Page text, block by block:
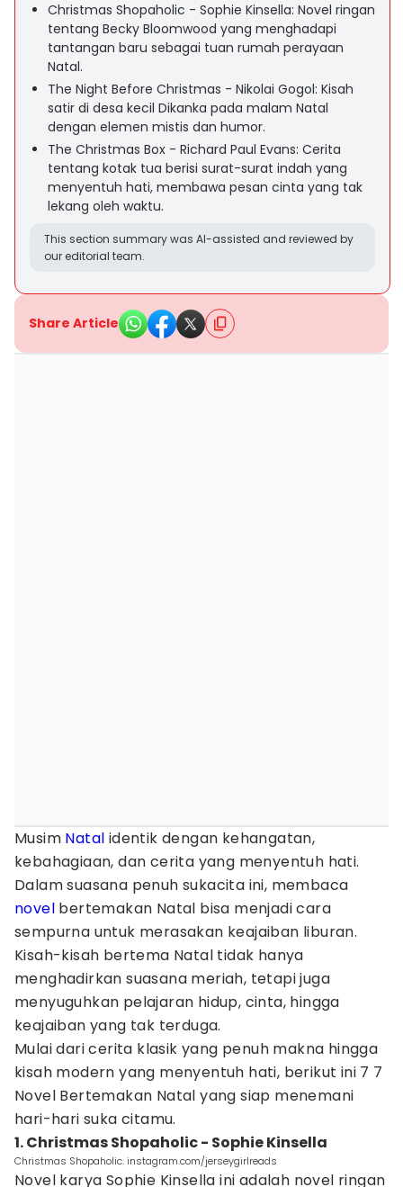
Christmas Shopaholic - Sophie Kinsella: Novel ringan
tentang Becky Bloomwood yang menghadapi
tantangan baru sebagai tuan rumah perayaan
Natal.
The Night Before Christmas - Nikolai Gogol: Kisah
satir di desa kecil Dikanka pada malam Natal
dengan elemen mistis dan humor.
The Christmas Box - Richard Paul Evans: Cerita
tentang kotak tua berisi surat-surat indah yang
menyentuh hati, membawa pesan cinta yang tak
lekang oleh waktu.
This section summary was AI-assisted and reviewed by
our editorial team.
Share Article
Musim Natal identik dengan kehangatan,
kebahagiaan, dan cerita yang menyentuh hati.
Dalam suasana penuh sukacita ini, membaca
novel bertemakan Natal bisa menjadi cara
sempurna untuk merasakan keajaiban liburan.
Kisah-kisah bertema Natal tidak hanya
menghadirkan suasana meriah, tetapi juga
menyuguhkan pelajaran hidup, cinta, hingga
keajaiban yang tak terduga.
Mulai dari cerita klasik yang penuh makna hingga
kisah modern yang menyentuh hati, berikut ini 7 7
Novel Bertemakan Natal yang siap menemani
hari-hari suka citamu.
1. Christmas Shopaholic - Sophie Kinsella
Christmas Shopaholic. instagram.com/jerseygirlreads
Novel karya Sophie Kinsella ini adalah novel ringan